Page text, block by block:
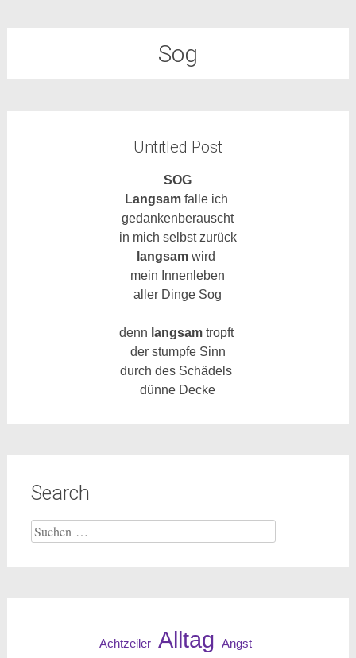
Sog
Untitled Post
SOG
Langsam falle ich
gedankenberauscht
in mich selbst zurück
langsamwird
mein Innenleben
aller Dinge Sog
denn langsam tropft
der stumpfe Sinn
durch des Schädels
dünne Decke
Search
Suche
nach:
Achtzeiler Alltag Angst